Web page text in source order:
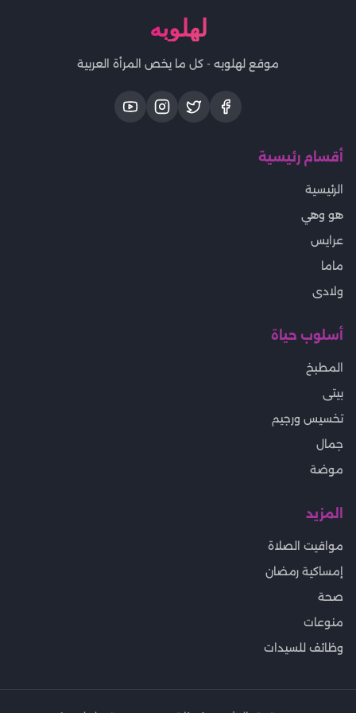
لهلوبه
موقع لهلوبه - كل ما يخص المرأة العربية
أقسام رئيسية
الرئيسية
هو وهي
عرايس
ماما
ولادى
أسلوب حياة
المطبخ
بيتى
تخسيس ورجيم
جمال
موضة
المزيد
مواقيت الصلاة
إمساكية رمضان
صحة
منوعات
وظائف للسيدات